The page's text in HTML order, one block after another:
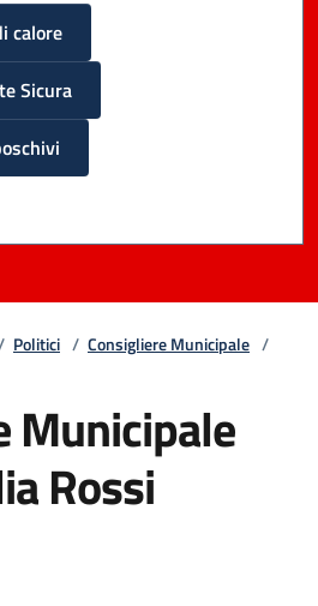
calore
Sicura
Politici / Consigliere Municipale /
Municipale
Rossi